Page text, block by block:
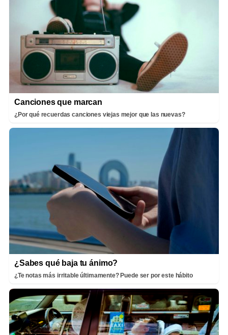
Canciones que marcan
¿Por qué recuerdas canciones viejas mejor que las nuevas?
¿Sabes qué baja tu ánimo?
¿Te notas más irritable últimamente? Puede ser por este hábito